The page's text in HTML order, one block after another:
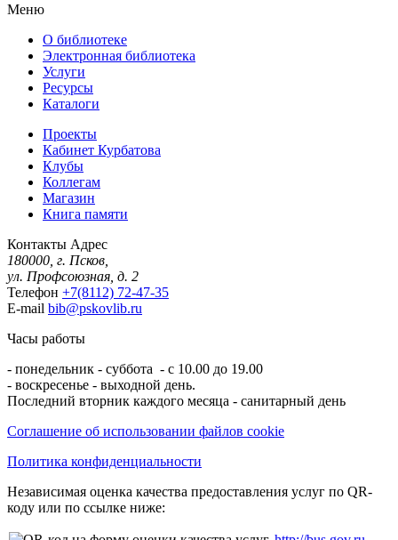
Меню
О библиотеке
Электронная библиотека
Услуги
Ресурсы
Каталоги
Проекты
Кабинет Курбатова
Клубы
Коллегам
Магазин
Книга памяти
Контакты Адрес
180000, г. Псков,
ул. Профсоюзная, д. 2
Телефон +7(8112) 72-47-35
E-mail bib@pskovlib.ru
Часы работы
- понедельник - суббота - с 10.00 до 19.00
- воскресенье - выходной день.
Последний вторник каждого месяца - санитарный день
Соглашение об использовании файлов cookie
Политика конфиденциальности
Независимая оценка качества предоставления услуг по QR-
коду или по ссылке ниже: